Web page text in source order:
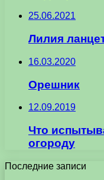
25.06.2021
Лилия
16.03.2020
Орешник
12.09.2019
Что
огороду
Последние записи